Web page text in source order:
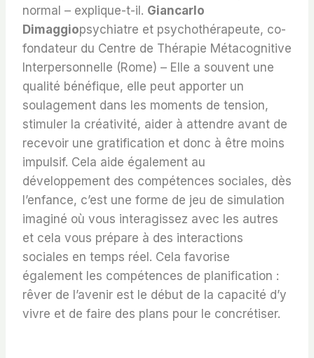
normal – explique-t-il. Giancarlo
Dimaggiopsychiatre et psychothérapeute, co-
fondateur du Centre de Thérapie Métacognitive
Interpersonnelle (Rome) – Elle a souvent une
qualité bénéfique, elle peut apporter un
soulagement dans les moments de tension,
stimuler la créativité, aider à attendre avant de
recevoir une gratification et donc à être moins
impulsif. Cela aide également au
développement des compétences sociales, dès
l’enfance, c’est une forme de jeu de simulation
imaginé où vous interagissez avec les autres
et cela vous prépare à des interactions
sociales en temps réel. Cela favorise
également les compétences de planification :
rêver de l’avenir est le début de la capacité d’y
vivre et de faire des plans pour le concrétiser.